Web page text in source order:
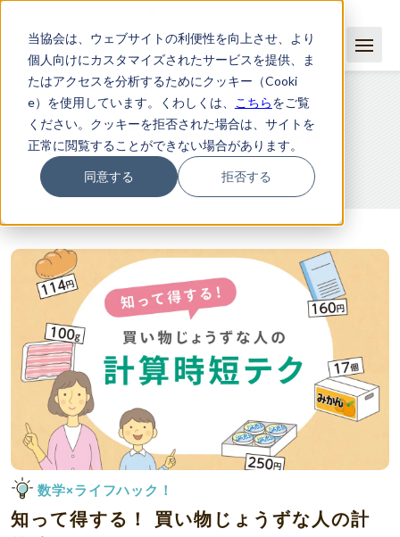
当協会は、ウェブサイトの利便性を向上させ、より
個人向けにカスタマイズされたサービスを提供、ま
たはアクセスを分析するためにクッキー（Cooki
e）を使用しています。くわしくは、
こちらをご覧
ください。クッキーを拒否された場合は、サイトを
正常に閲覧することができない場合があります。
同意する 拒否する
わり算の検索結果
数学×ライフハック！
知って得する！ 買い物じょうずな人の計